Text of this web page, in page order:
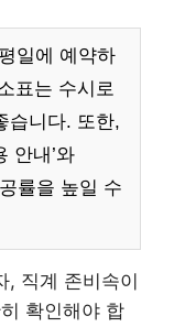
일에 예약하
표는 수시로
습니다. 또한,
안내’와
률을 높일 수
, 직계 존비속이
확인해야 합